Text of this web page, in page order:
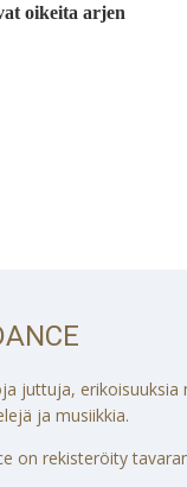
oikeita arjen
juttuja,
ja musiikkia.
on rekisteröity